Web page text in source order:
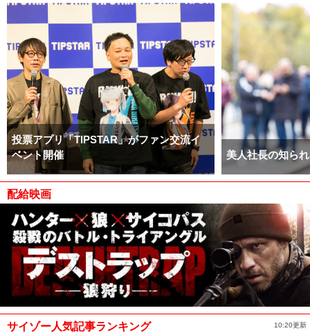
投票アプリ「TIPSTAR」がファン交流イ
ベント開催
美人社長の知ら
配給映画
サイゾー人気記事ランキング 10:20更新